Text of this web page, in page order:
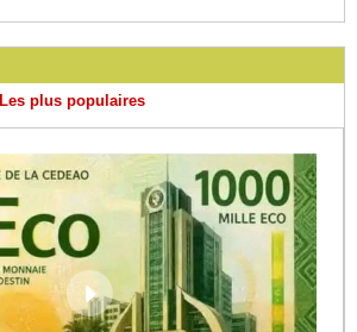
Les plus populaires